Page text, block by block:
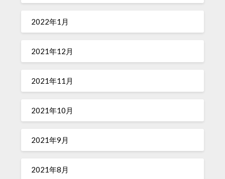
2022年1月
2021年12月
2021年11月
2021年10月
2021年9月
2021年8月